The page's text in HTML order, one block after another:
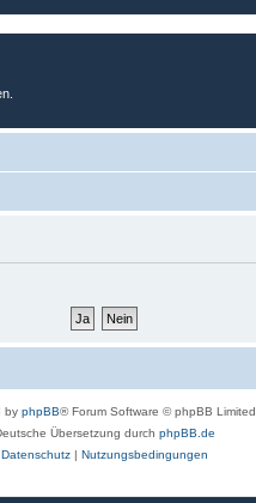
by phpBB® Forum Software © phpBB Limited
Übersetzung durch phpBB.de
Datenschutz| Nutzungsbedingungen